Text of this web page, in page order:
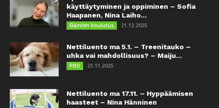
käyttäytyminen ja oppiminen – Sofia
Haapanen, Nina Laiho...
Eläinten koulutus 21.12.2025
Nettiluento ma 5.1. – Treenitauko –
uhka vai mahdollisuus? – Maiju...
PRO 23.11.2025
Nettiluento ma 17.11. – Hyppäämisen
haasteet – Nina Hänninen